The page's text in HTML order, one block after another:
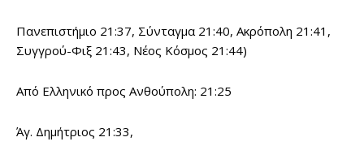
Πανεπιστήμιο 21:37, Σύνταγμα 21:40, Ακρόπολη 21:41,
Συγγρού-Φιξ 21:43, Νέος Κόσμος 21:44)
Από Ελληνικό προς Ανθούπολη: 21:25
Άγ. Δημήτριος 21:33,